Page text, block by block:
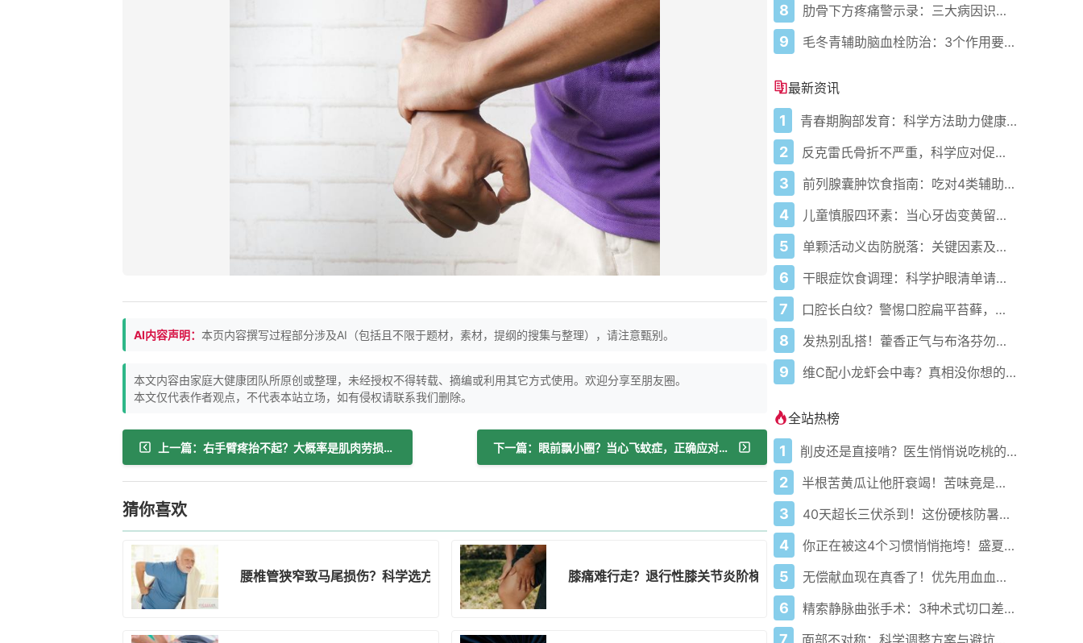
AI内容声明： 本页内容撰写过程部分涉及AI（包括且不限于题材，素材，提纲的搜集与整理），请注意甄别。
本文内容由家庭大健康团队所原创或整理，未经授权不得转载、摘编或利用其它方式使用。欢迎分享至朋友圈。
本文仅代表作者观点，不代表本站立场，如有侵权请联系我们删除。
上一篇：右手臂疼抬不起？大概率是肌肉劳损作祟 下一篇：眼前飘小圈？当心飞蚊症，正确应对看这里
猜你喜欢
腰椎管狭窄致马尾损伤？科学选方案是关键 膝痛难行走？退行性膝关节炎阶梯治疗方案
8 肋骨下方疼痛警示录：三大病因识别指南
9 毛冬青辅助脑血栓防治：3个作用要清楚，别乱用药
最新资讯
1 青春期胸部发育：科学方法助力健康成长
2 反克雷氏骨折不严重，科学应对促康复
3 前列腺囊肿饮食指南：吃对4类辅助缓解不适
4 儿童慎服四环素：当心牙齿变黄留隐患
5 单颗活动义齿防脱落：关键因素及应对方案
6 干眼症饮食调理：科学护眼清单请收好
7 口腔长白纹？警惕口腔扁平苔藓，科学应对
8 发热别乱搭！藿香正气与布洛芬勿同服
9 维C配小龙虾会中毒？真相没你想的那么简单
全站热榜
1 削皮还是直接啃？医生悄悄说吃桃的南北真相藏在这3个关键点
2 半根苦黄瓜让他肝衰竭！苦味竟是死亡倒计时？
3 40天超长三伏杀到！这份硬核防暑攻略让你稳过整个夏天
4 你正在被这4个习惯悄悄拖垮！盛夏健康警报已拉响
5 无偿献血现在真香了！优先用血血费秒减还能免费体检
6 精索静脉曲张手术：3种术式切口差异与选择指南
7 面部不对称：科学调整方案与避坑指南